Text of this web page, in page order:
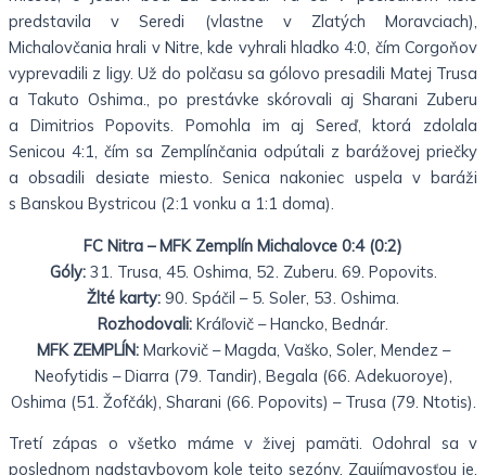
predstavila v Seredi (vlastne v Zlatých Moravciach),
Michalovčania hrali v Nitre, kde vyhrali hladko 4:0, čím Corgoňov
vyprevadili z ligy. Už do polčasu sa gólovo presadili Matej Trusa
a Takuto Oshima., po prestávke skórovali aj Sharani Zuberu
a Dimitrios Popovits. Pomohla im aj Sereď, ktorá zdolala
Senicou 4:1, čím sa Zemplínčania odpútali z barážovej priečky
a obsadili desiate miesto. Senica nakoniec uspela v baráži
s Banskou Bystricou (2:1 vonku a 1:1 doma).
FC Nitra – MFK Zemplín Michalovce 0:4 (0:2)
Góly: 31. Trusa, 45. Oshima, 52. Zuberu. 69. Popovits.
Žlté karty: 90. Spáčil – 5. Soler, 53. Oshima.
Rozhodovali: Kráľovič – Hancko, Bednár.
MFK ZEMPLÍN: Markovič – Magda, Vaško, Soler, Mendez –
Neofytidis – Diarra (79. Tandir), Begala (66. Adekuoroye),
Oshima (51. Žofčák), Sharani (66. Popovits) – Trusa (79. Ntotis).
Tretí zápas o všetko máme v živej pamäti. Odohral sa v
poslednom nadstavbovom kole tejto sezóny. Zaujímavosťou je,